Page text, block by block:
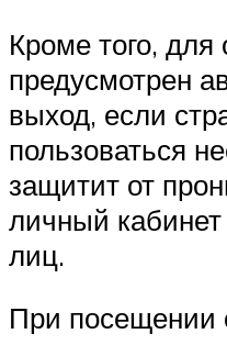
Кроме того,
предусмотрен
выход, если
пользоваться
защитит от
личный
лиц.
При посещении